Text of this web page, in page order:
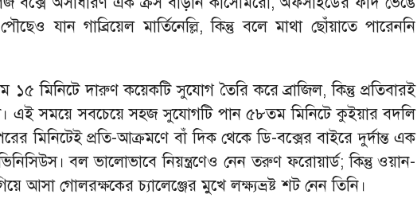
যান গাব্রিয়েল মার্তিনেল্লি, কিন্তু বলে মাথা ছোঁয়াতে পারেননি
১৫ মিনিটে দারুণ কয়েকটি সুযোগ তৈরি করে ব্রাজিল, কিন্তু প্রতিবারই
এই সময়ে সবচেয়ে সহজ সুযোগটি পান ৫৮তম মিনিটে কুইয়ার বদলি
মিনিটেই প্রতি-আক্রমণে বাঁ দিক থেকে ডি-বক্সের বাইরে দুর্দান্ত এক
বল ভালোভাবে নিয়ন্ত্রণেও নেন তরুণ ফরোয়ার্ড; কিন্তু ওয়ান-
আসা গোলরক্ষকের চ্যালেঞ্জের মুখে লক্ষ্যভ্রষ্ট শট নেন তিনি।